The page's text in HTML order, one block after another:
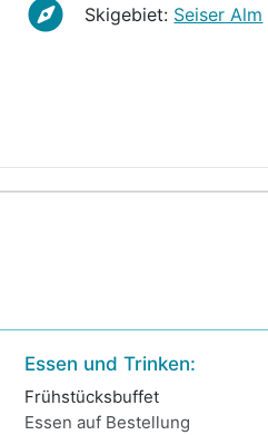
Skigebiet: Seiser Alm
Essen und Trinken:
Frühstücksbuffet
Essen auf Bestellung